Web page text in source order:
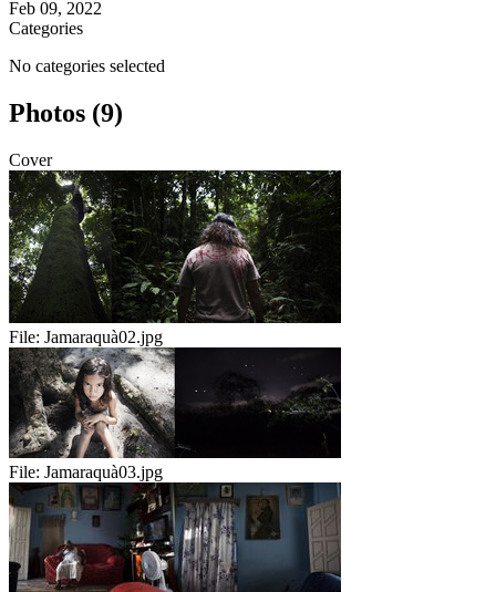
Feb 09, 2022
Categories
No categories selected
Photos (9)
Cover
File: Jamaraquà02.jpg
File: Jamaraquà03.jpg